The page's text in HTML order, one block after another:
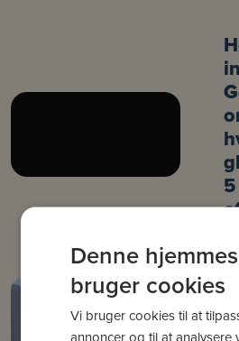
Denne
bruger cookies
Vi bruger cookies til at
annoncer og til at analysere